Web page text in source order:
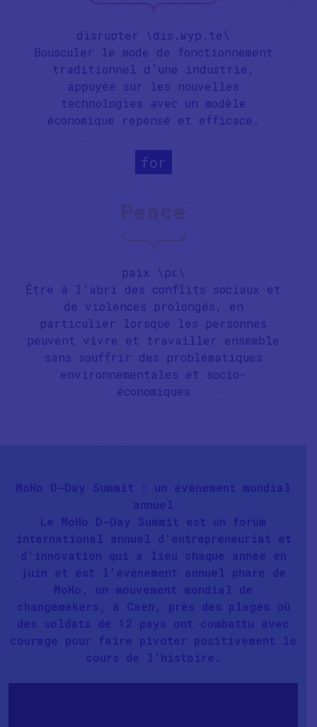
disrupter \dis.ʁyp.te\
Bousculer le mode de fonctionnement
traditionnel d’une industrie,
appuyée sur les nouvelles
technologies avec un modèle
économique repensé et efficace.
for
Peace
paix \pɛ\
Être à l’abri des conflits sociaux et
de violences prolongés, en
particulier lorsque les personnes
peuvent vivre et travailler ensemble
sans souffrir des problématiques
environnementales et socio-
économiques
MoHo D-Day Summit : un événement mondial
annuel
Le MoHo D-Day Summit est un forum
international annuel d’entrepreneuriat et
d’innovation qui a lieu chaque année en
juin et est l’événement annuel phare de
MoHo, un mouvement mondial de
changemakers, à Caen, près des plages où
des soldats de 12 pays ont combattu avec
courage pour faire pivoter positivement le
cours de l’histoire.